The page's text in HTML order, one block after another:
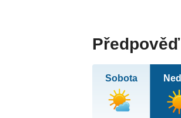
Sobota